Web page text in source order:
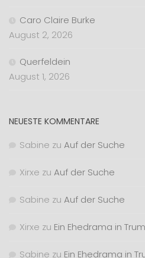
Caro Claire Burke
August 2, 2026
Querfeldein
August 1, 2026
NEUESTE KOMMENTARE
Sabine zu Auf der Suche
Xirxe zu Auf der Suche
Sabine zu Auf der Suche
Xirxe zu Ein Ehedrama in
Sabine zu Ein Ehedrama in